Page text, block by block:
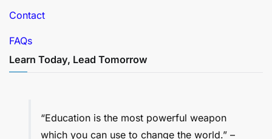
Contact
FAQs
Learn Today, Lead Tomorrow
“Education is the most powerful weapon
which you can use to change the world.” –